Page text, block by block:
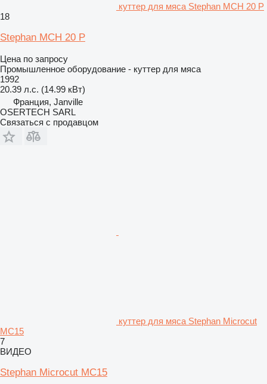
куттер для мяса Stephan MCH 20 P
18
Stephan MCH 20 P
Цена по запросу
Промышленное оборудование - куттер для мяса
1992
20.39 л.с. (14.99 кВт)
Франция, Janville
OSERTECH SARL
Связаться с продавцом
куттер для мяса Stephan Microcut
MC15
7
ВИДЕО
Stephan Microcut MC15